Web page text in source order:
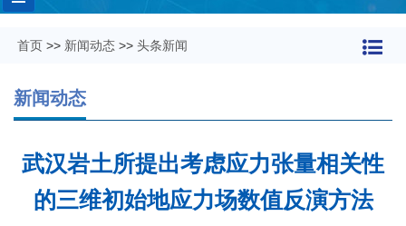
Toggle
navigation
首页 >> 新闻动态 >> 头条新闻
新闻动态
武汉岩土所提出考虑应力张量相关性
的三维初始地应力场数值反演方法